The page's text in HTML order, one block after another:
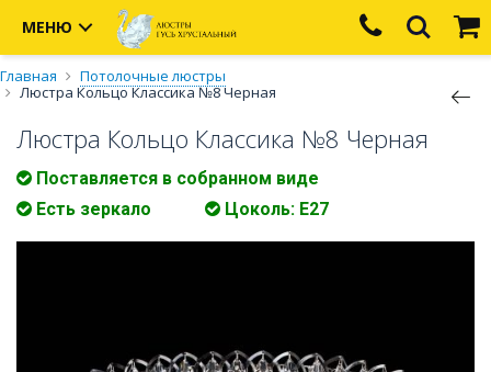
МЕНЮ
Главная
Потолочные люстры
Люстра Кольцо Классика №8 Черная
Люстра Кольцо Классика №8 Черная
Поставляется в собранном виде
Есть зеркало
Цоколь: E27